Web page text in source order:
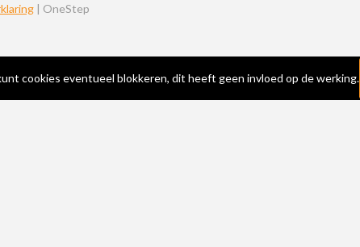
| OneStep
cookies eventueel blokkeren, dit heeft geen invloed op de werking.